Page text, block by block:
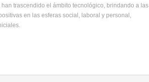
trascendido el ámbito tecnológico, brindando a las
en las esferas social, laboral y personal,